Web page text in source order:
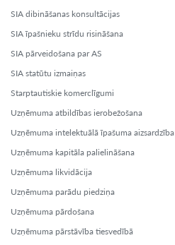
SIA dibināšanas konsultācijas
SIA īpašnieku strīdu risināšana
SIA pārveidošana par AS
SIA statūtu izmaiņas
Starptautiskie komerclīgumi
Uzņēmuma atbildības ierobežošana
Uzņēmuma intelektuālā īpašuma aizsardzība
Uzņēmuma kapitāla palielināšana
Uzņēmuma likvidācija
Uzņēmuma parādu piedziņa
Uzņēmuma pārdošana
Uzņēmuma pārstāvība tiesvedībā